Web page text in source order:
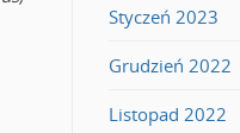
Styczeń 2023
Grudzień 2022
Listopad 2022